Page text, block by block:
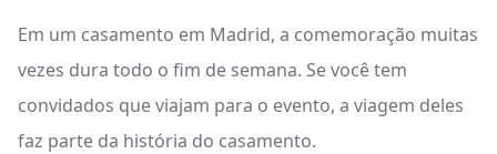
Em um casamento em Madrid, a comemoração muitas
vezes dura todo o fim de semana. Se você tem
convidados que viajam para o evento, a viagem deles
faz parte da história do casamento.